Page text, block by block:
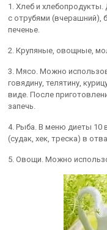
1. Хлеб и
с отрубями (вчерашний),
печенье.
2. Крупяные, овощные,
3. Мясо. Можно
говядину, телятину,
виде. После
запечь.
4. Рыба. В меню диеты
(судак, хек, треска) в
5. Овощи. Можно